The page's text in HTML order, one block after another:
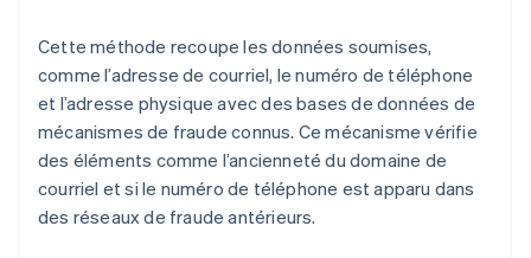
Cette méthode recoupe les données soumises,
comme l’adresse de courriel, le numéro de téléphone
et l’adresse physique avec des bases de données de
mécanismes de fraude connus. Ce mécanisme vérifie
des éléments comme l’ancienneté du domaine de
courriel et si le numéro de téléphone est apparu dans
des réseaux de fraude antérieurs.